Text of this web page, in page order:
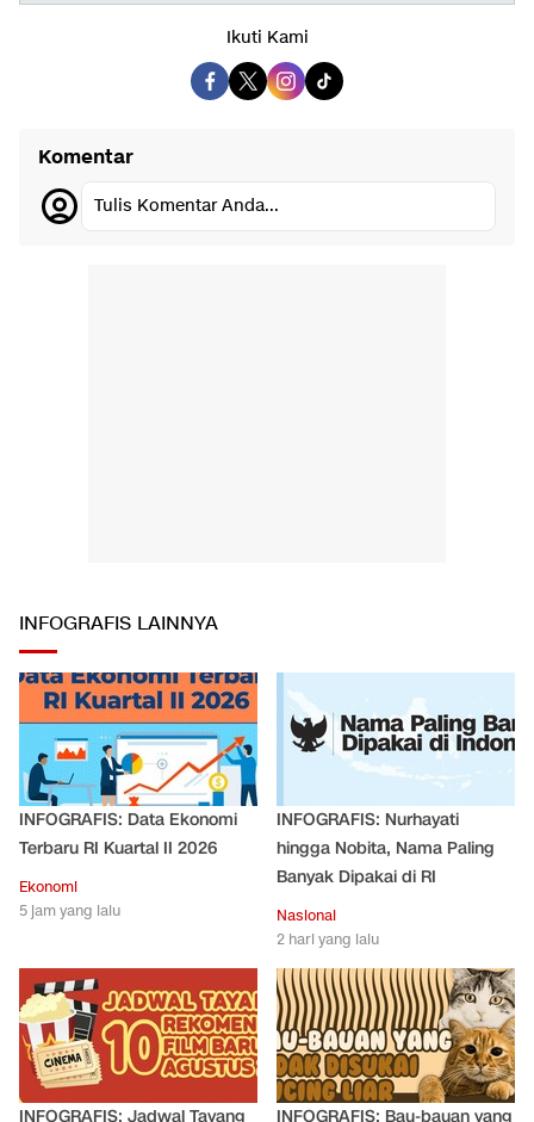
Ikuti Kami
Komentar
Tulis Komentar Anda...
INFOGRAFIS LAINNYA
INFOGRAFIS: Data Ekonomi
Terbaru RI Kuartal II 2026
Ekonomi
5 jam yang lalu
INFOGRAFIS: Nurhayati
hingga Nobita, Nama Paling
Banyak Dipakai di RI
Nasional
2 hari yang lalu
INFOGRAFIS: Jadwal Tayang INFOGRAFIS: Bau-bauan yang